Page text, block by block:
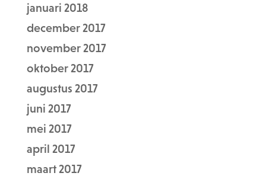
januari 2018
december 2017
november 2017
oktober 2017
augustus 2017
juni 2017
mei 2017
april 2017
maart 2017